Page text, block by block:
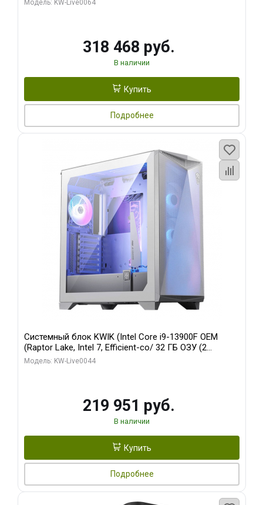
Модель: KW-Live0064
318 468 руб.
В наличии
Купить
Подробнее
Системный блок KWIK (Intel Core i9-13900F OEM
(Raptor Lake, Intel 7, Efficient-co/ 32 ГБ ОЗУ (2
модуля)/ Gigabyte RTX5070Ti AERO OC 16GB GDDR7
Модель: KW-Live0044
219 951 руб.
В наличии
Купить
Подробнее